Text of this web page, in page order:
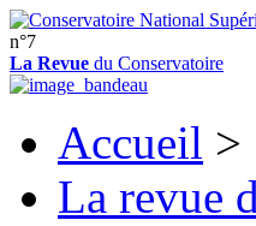
n°7
La Revue du Conservatoire
Accueil >
La revue